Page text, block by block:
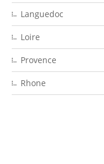
Languedoc
Loire
Provence
Rhone